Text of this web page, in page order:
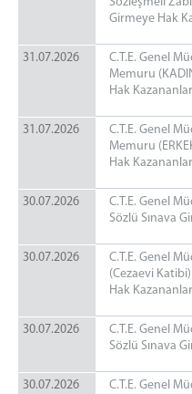
Adalet Komisyonu
Tarama Merkezi
Ağır Ceza Mahkemesi
Asliye Ceza Mahkemesi
İnfaz Hakimliği
Asliye Hukuk Mahkemesi
Sulh Hukuk Mahkemesi
Ceza Mahkemeleri Personeli
BİRİMLER
Oltu İcra Dairesi
Girmeye Hak
31.07.2026
C.T.E. Genel
Memuru
Hak Kazananlar
31.07.2026
C.T.E. Genel
Memuru
Hak Kazananlar
30.07.2026
C.T.E. Genel
Sözlü Sınava
30.07.2026
C.T.E. Genel
(Cezaevi
Hak Kazananlar
30.07.2026
C.T.E. Genel
Sözlü Sınava
30.07.2026
C.T.E. Genel